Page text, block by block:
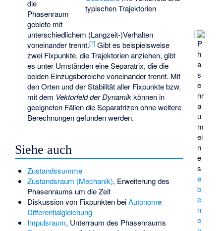
typischen Trajektorien
P
h
a
s
e
nr
a
u
m
ei
n
e
s
e
b
e
n
e
die
Phasenraum
gebiete mit
unterschiedlichem (Langzeit-)Verhalten
voneinander trennt.[7]Gibt es beispielsweise
zwei Fixpunkte, die Trajektorien anziehen, gibt
es unter Umständen eine Separatrix, die die
beiden Einzugsbereiche voneinander trennt. Mit
den Orten und der Stabilität aller Fixpunkte bzw.
mit dem Vektorfeld der Dynamikkönnen in
geeigneten Fällen die Separatrizen ohne weitere
Berechnungen gefunden werden.
Siehe auch
Zustandssumme
Zustandsraum (Mechanik), Erweiterung des
Phasenraums um die Zeit
Diskussion von Fixpunkten beiAutonome
Differentialgleichung
Impulsraum, Unterraum des Phasenraums